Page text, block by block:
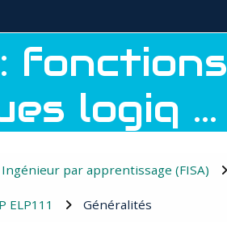
: fonctions
logiq ...
Ingénieur par apprentissage (FISA)
ELP111 Généralités